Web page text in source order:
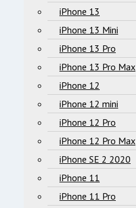
iPhone 13
iPhone 13 Mini
iPhone 13 Pro
iPhone 13 Pro Max
iPhone 12
iPhone 12 mini
iPhone 12 Pro
iPhone 12 Pro Max
iPhone SE 2 2020
iPhone 11
iPhone 11 Pro